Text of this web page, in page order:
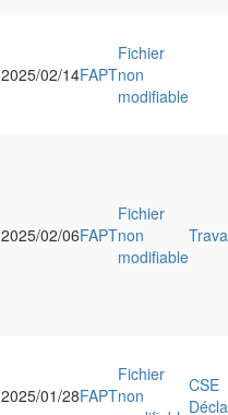
2025/02/14FAPT
Fichier
non
modifiable
2025/02/06FAPT
Fichier
non
modifiable
2025/01/28FAPT
Fichier
non
CSE